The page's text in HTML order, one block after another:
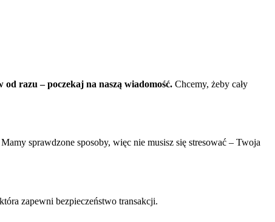
od razu – poczekaj na naszą wiadomość. Chcemy, żeby cały
sprawdzone sposoby, więc nie musisz się stresować – Twoja
zapewni bezpieczeństwo transakcji.